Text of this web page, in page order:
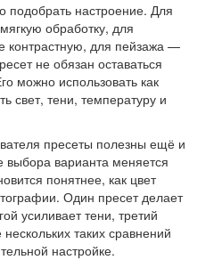
подобрать настроение. Для
обработку, для
контрастную, для пейзажа —
не обязан оставаться
можно использовать как
свет, тени, температуру и
пресеты полезны ещё и
выбора варианта меняется
понятнее, как цвет
Один пресет делает
усиливает тени, третий
таких сравнений
настройке.